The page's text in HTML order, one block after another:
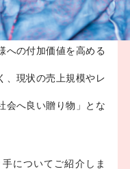
への付加価値を高める
、現状の売上規模やレ
会へ良い贈り物」とな
についてご紹介しま